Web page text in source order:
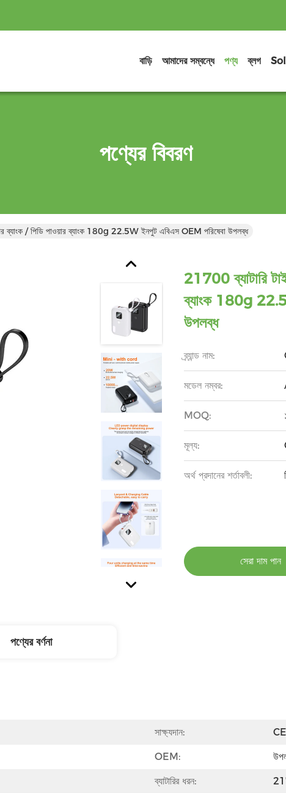
বাড়ি আমাদের সম্বন্ধে পণ্য ব্লগ
পণ্যের বিবরণ
ব্যাংক / পিডি পাওয়ার ব্যাংক 180g 22.5W ইনপুট এবিএস OEM পরিষেবা উপলব্ধ
21700 ব্যাটারি
ব্যাংক 180g
উপলব্ধ
ব্র্যান্ড নাম:
মডেল নম্বর:
MOQ:
মূল্য:
অর্থ প্রদানের শর্তাবলী:
সেরা দাম পান
পণ্যের বর্ণনা
সাক্ষ্যদান:
OEM:
ব্যাটারির ধরন: